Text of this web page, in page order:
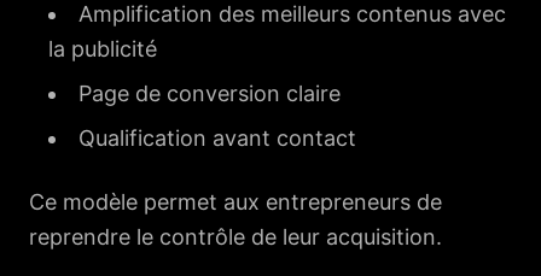
Amplification des meilleurs contenus avec
la publicité
Page de conversion claire
Qualification avant contact
Ce modèle permet aux entrepreneurs de
reprendre le contrôle de leur acquisition.